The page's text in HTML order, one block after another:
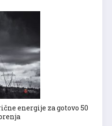
energije za gotovo 50